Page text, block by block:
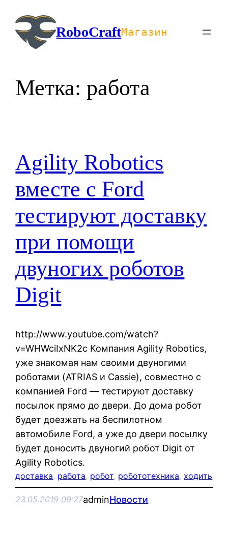
содержимомуRoboCraftМагазин
Метка: работа
Agility Robotics
вместе с Ford
тестируют доставку
при помощи
двуногих роботов
Digit
http://www.youtube.com/watch?
v=WHWciIxNK2c Компания Agility Robotics,
уже знакомая нам своими двуногими
роботами (ATRIAS и Cassie), совместно с
компанией Ford — тестируют доставку
посылок прямо до двери. До дома робот
будет доезжать на беспилотном
автомобиле Ford, а уже до двери посылку
будет доносить двуногий робот Digit от
Agility Robotics.
доставка, работа, робот, робототехника, ходить
23.05.2019 09:27adminНовости